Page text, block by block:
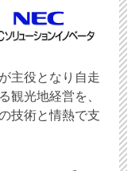
主役となり自走
観光地経営を、
技術と情熱で支